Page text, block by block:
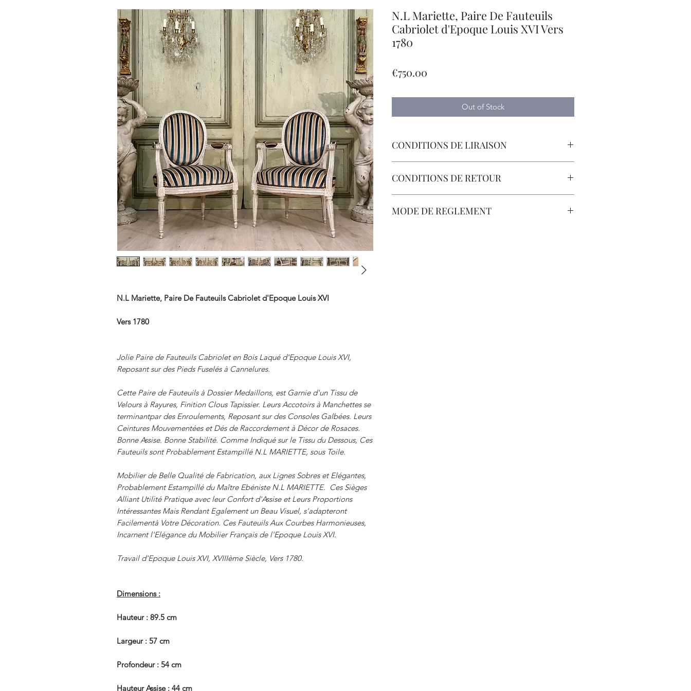
N.L Mariette, Paire De Fauteuils Cabriolet d'Epoque Louis XVI
Vers 1780
Jolie Paire de Fauteuils Cabriolet en Bois Laqué d'Epoque Louis XVI,
Reposant sur des Pieds Fuselés à Cannelures.
Cette Paire de Fauteuils à Dossier Medaillons, est Garnie d'un Tissu de
Velours à Rayures, Finition Clous Tapissier. Leurs Accotoirs à Manchettes se
terminantpar des Enroulements, Reposant sur des Consoles Galbées. Leurs
Ceintures Mouvementées et Dés de Raccordement à Décor de Rosaces.
Bonne Assise. Bonne Stabilité. Comme Indiqué sur le Tissu du Dessous, Ces
Fauteuils sont Probablement Estampillé N.L MARIETTE, sous Toile.
Mobilier de Belle Qualité de Fabrication, aux Lignes Sobres et Elégantes,
Probablement Estampillé du Maître Ebéniste N.L MARIETTE. Ces Sièges
Alliant Utilité Pratique avec leur Confort d'Assise et Leurs Proportions
Intéressantes Mais Rendant Egalement un Beau Visuel, s'adapteront
Facilementà Votre Décoration. Ces Fauteuils Aux Courbes Harmonieuses,
Incarnent l'Elégance du Mobilier Français de l'Epoque Louis XVI.
Travail d'Epoque Louis XVI, XVIIIème Siècle, Vers 1780.
Dimensions :
Hauteur : 89.5 cm
Largeur : 57 cm
Profondeur : 54 cm
Hauteur Assise : 44 cm
N.L Mariette, Paire De Fauteuils
Cabriolet d'Epoque Louis XVI Vers
1780
€750.00
Out of Stock
CONDITIONS DE LIRAISON
CONDITIONS DE RETOUR
MODE DE REGLEMENT